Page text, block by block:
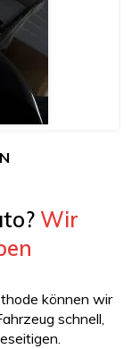
Wir
können wir
schnell,